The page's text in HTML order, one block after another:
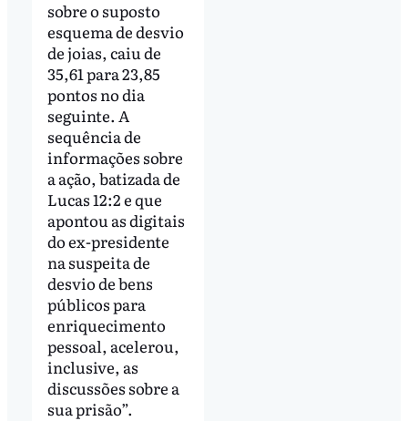
sobre o suposto
esquema de desvio
de joias, caiu de
35,61 para 23,85
pontos no dia
seguinte. A
sequência de
informações sobre
a ação, batizada de
Lucas 12:2 e que
apontou as digitais
do ex-presidente
na suspeita de
desvio de bens
públicos para
enriquecimento
pessoal, acelerou,
inclusive, as
discussões sobre a
sua prisão”.